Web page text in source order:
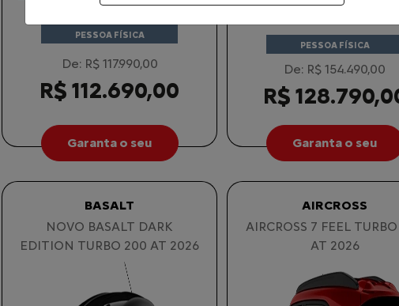
PESSOA FÍSICA
De: R$ 117.990,00
R$ 112.690,00
Garanta o seu
PESSOA FÍSICA
De: R$ 154.490,00
R$
Garanta o seu
BASALT
NOVO BASALT DARK
EDITION TURBO 200 AT 2026
AIRCROSS
AIRCROSS 7 FEEL
AT 2026